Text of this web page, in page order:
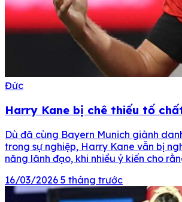
Đức
Harry Kane bị chê thiếu tố
Dù đã cùng Bayern Munich giành
trong sự nghiệp, Harry Kane vẫn bị
năng lãnh đạo, khi nhiều ý kiến cho
Anh và chân sút vĩ đại nhất lịch sử Tam
16/03/2026 5 tháng trước